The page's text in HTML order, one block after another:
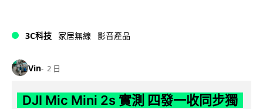
3C科技 家居無線 影音產品
Vin 2 日
DJI Mic Mini 2s 實測 四發一收同步獨